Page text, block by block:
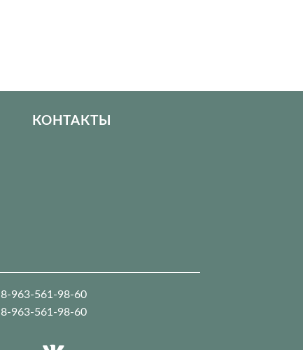
КОНТАКТЫ
8-963-561-98-60
8-963-561-98-60